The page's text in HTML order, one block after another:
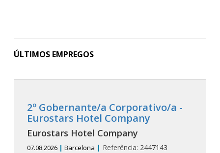
ÚLTIMOS EMPREGOS
2º Gobernante/a Corporativo/a -
Eurostars Hotel Company
Eurostars Hotel Company
07.08.2026 | Barcelona | Referência: 2447143